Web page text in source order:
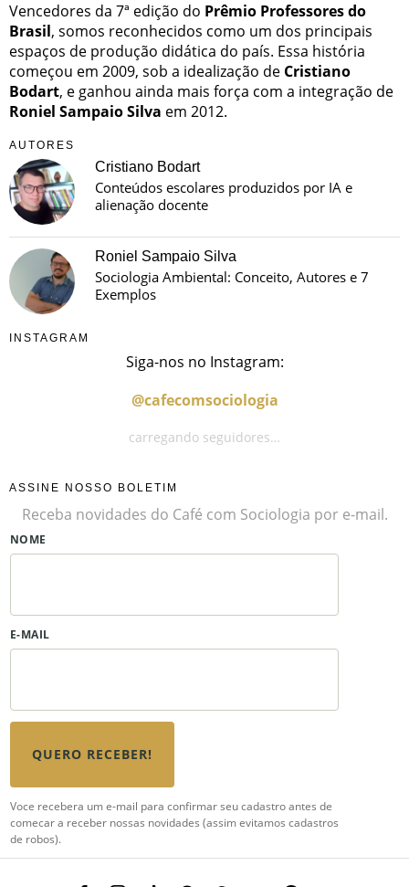
Vencedores da 7ª edição do Prêmio Professores do
Brasil, somos reconhecidos como um dos principais
espaços de produção didática do país. Essa história
começou em 2009, sob a idealização de Cristiano
Bodart, e ganhou ainda mais força com a integração de
Roniel Sampaio Silva em 2012.
AUTORES
Cristiano Bodart
Conteúdos escolares produzidos por IA e
alienação docente
Roniel Sampaio Silva
Sociologia Ambiental: Conceito, Autores e 7
Exemplos
INSTAGRAM
Siga-nos no Instagram:
@cafecomsociologia
carregando seguidores…
ASSINE NOSSO BOLETIM
Receba novidades do Café com Sociologia por e-mail.
NOME
E-MAIL
QUERO RECEBER!
Voce recebera um e-mail para confirmar seu cadastro antes de
comecar a receber nossas novidades (assim evitamos cadastros
de robos).